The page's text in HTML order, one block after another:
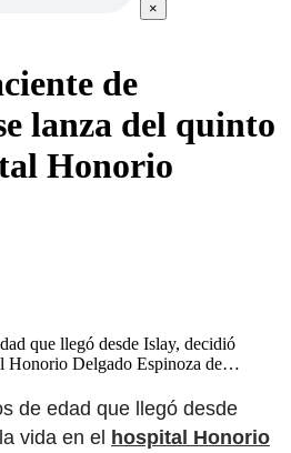
×
de
lanza del quinto
Honorio
que llegó desde Islay, decidió
Honorio Delgado Espinoza de…
de edad que llegó desde
vida en el hospital Honorio